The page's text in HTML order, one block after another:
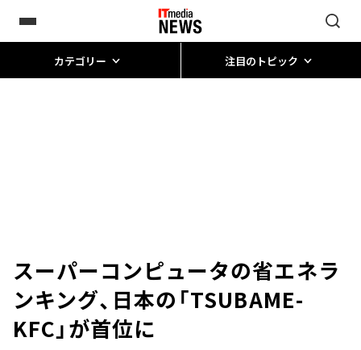
カテゴリー 注目のトピック
スーパーコンピュータの省エネラ
ンキング、日本の「TSUBAME-
KFC」が首位に